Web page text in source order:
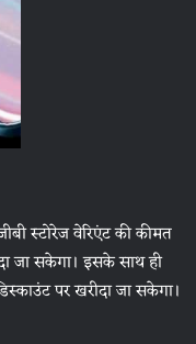
स्टोरेज वेरिएंट की कीमत
जा सकेगा। इसके साथ ही
पर खरीदा जा सकेगा।